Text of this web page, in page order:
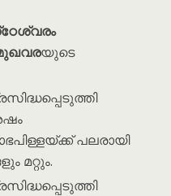
യുടെ
പലരായി
മറ്റും.